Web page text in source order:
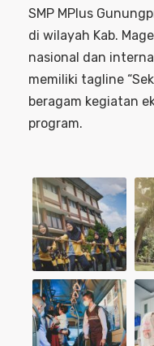
SMP MPlus
di wilayah Kab.
nasional dan
memiliki tagline
beragam kegiatan
program.